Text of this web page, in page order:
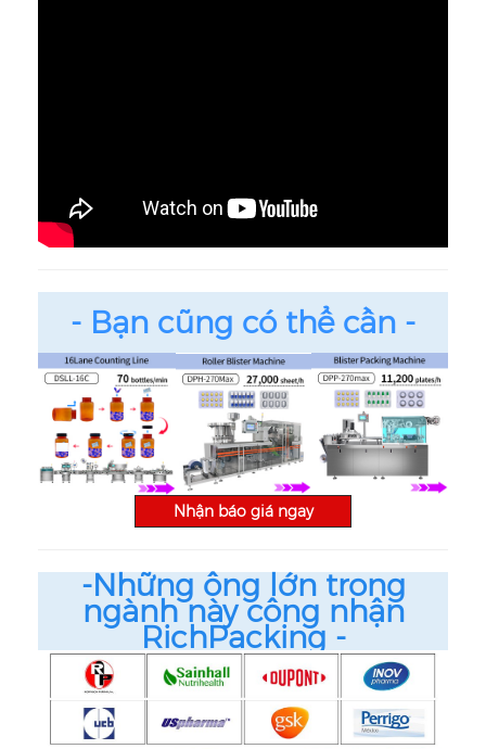
- Bạn cũng có thể cần -
Nhận báo giá ngay
-Những ông lớn trong
ngành này công nhận
RichPacking -